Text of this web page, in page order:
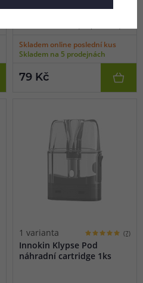
Skladem online poslední kus
Skladem na 5 prodejnách
79 Kč
1 varianta (7)
Innokin Klypse Pod
náhradní cartridge 1ks